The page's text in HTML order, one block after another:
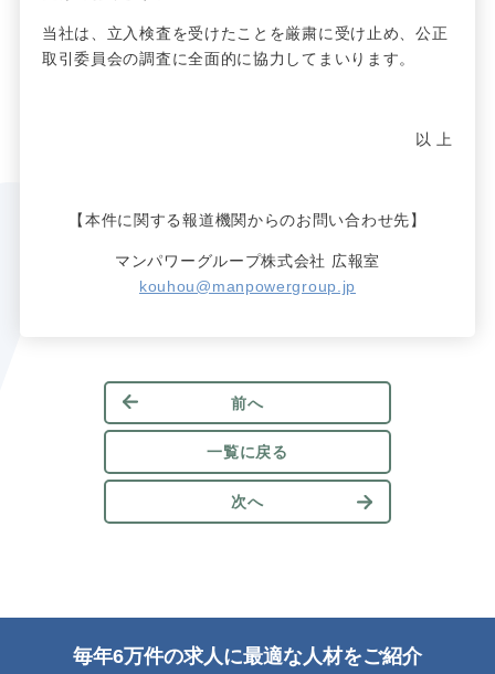
当社は、立入検査を受けたことを厳粛に受け止め、公正
取引委員会の調査に全面的に協力してまいります。
以 上
【本件に関する報道機関からのお問い合わせ先】
マンパワーグループ株式会社 広報室
kouhou@manpowergroup.jp
前へ
一覧に戻る
次へ
毎年6万件の求人に最適な人材をご紹介